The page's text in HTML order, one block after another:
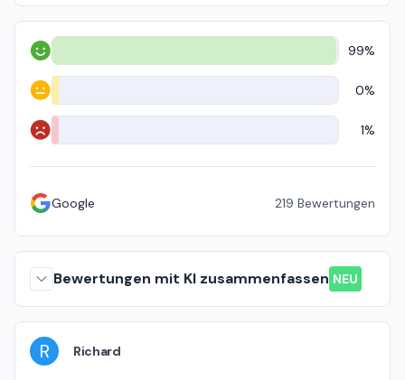
Positiv 99%
Neutral 0%
Negativ 1%
Google 219 Bewertungen
Bewertungen mit KI zusammenfassen NEU
R Richard